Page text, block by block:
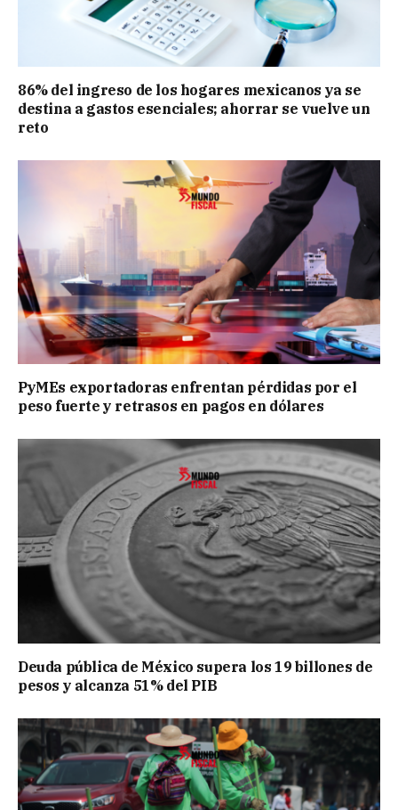
86% del ingreso de los hogares mexicanos ya se
destina a gastos esenciales; ahorrar se vuelve un
reto
PyMEs exportadoras enfrentan pérdidas por el
peso fuerte y retrasos en pagos en dólares
Deuda pública de México supera los 19 billones de
pesos y alcanza 51% del PIB